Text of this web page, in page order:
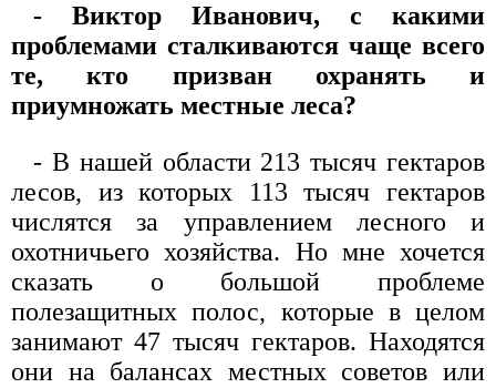
- Виктор Иванович, с какими
проблемами сталкиваются чаще всего
те, кто призван охранять и
приумножать местные леса?
- В нашей области 213 тысяч гектаров
лесов, из которых 113 тысяч гектаров
числятся за управлением лесного и
охотничьего хозяйства. Но мне хочется
сказать о большой проблеме
полезащитных полос, которые в целом
занимают 47 тысяч гектаров. Находятся
они на балансах местных советов или